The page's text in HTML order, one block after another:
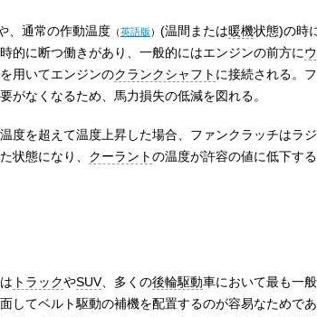
、通常の作動温度（英語版） (温間または暖機状態)の時
的に断つ働きがあり、一般的にはエンジンの前方に
を用いてエンジンのクランクシャフト に接続される。
がなくなるため、馬力損失の低減を図れる。
度を超えて温度上昇した場合、ファンクラッチはラ
状態になり、 クーラントの温度が許容の値に低下す
トラックやSUV、多くの後輪駆動車において最も一
してベルト駆動の補機を配置するのが容易なためで